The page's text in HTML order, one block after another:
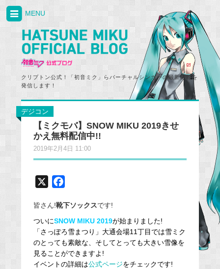
クリプトン公式！「初音ミク」らバーチャルシンガーの最新情報を
発信します！
MENU
デジコン
【ミクモバ】SNOW MIKU 2019きせ
かえ無料配信中!!
2019年2月4日 11:00
c
e
b
o
o
皆さん!靴下ソックスです!
ついにSNOW MIKU 2019が始まりました!
「さっぽろ雪まつり」大通会場11丁目では雪ミク
のとっても素敵な、そしてとっても大きい雪像を
見ることができますよ!
イベントの詳細は公式ページをチェックです!